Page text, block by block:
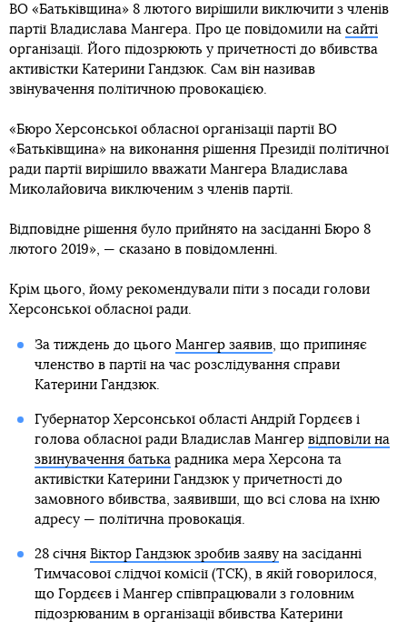
ВО «Батьківщина» 8 лютого вирішили виключити з членів
партії Владислава Мангера. Про це повідомили на сайті
організації. Його підозрюють у причетності до вбивства
активістки Катерини Гандзюк. Сам він називав
звінувачення політичною провокацією.
«Бюро Херсонської обласної організації партії ВО
«Батьківщина» на виконання рішення Президії політичної
ради партії вирішило вважати Мангера Владислава
Миколайовича виключеним з членів партії.
Відповідне рішення було прийнято на засіданні Бюро 8
лютого 2019», — сказано в повідомленні.
Крім цього, йому рекомендували піти з посади голови
Херсонської обласної ради.
За тиждень до цього Мангер заявив, що припиняє
членство в партії на час розслідування справи
Катерини Гандзюк.
Губернатор Херсонської області Андрій Гордєєв і
голова обласної ради Владислав Мангер відповіли на
звинувачення батькарадника мера Херсона та
активістки Катерини Гандзюк у причетності до
замовного вбивства, заявивши, що всі слова на їхню
адресу — політична провокація.
28 січня Віктор Гандзюк зробив заявуна засіданні
Тимчасової слідчої комісії (ТСК), в якій говорилося,
що Гордєєв і Мангер співпрацювали з головним
підозрюваним в організації вбивства Катерини